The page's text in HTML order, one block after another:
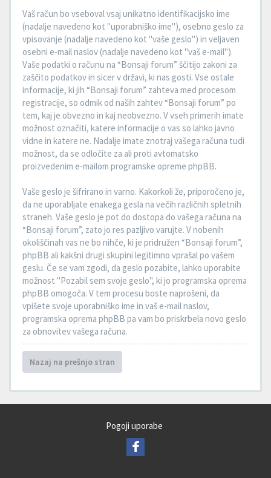
Vaš račun bo vseboval vsaj unikatno identifikacijsko ime
(nadalje navedeno kot "uporabniško ime"), osebno geslo za
vpisovanje (nadalje navedeno kot "vaše geslo") in veljaven
osebni e-mail naslov (nadalje navedeno kot "vaš e-mail").
Vaše podatki o računu na “Bonsaji forum” ščitijo zakoni za
zaščito podatkov in sicer v državi, ki nas gosti. Vse ostale
informacije, ki jih “Bonsaji forum” zahteva med procesom
registracije, so odmik od naših zahtev “Bonsaji forum” po
tem, kaj je obvezno in kaj neobvezno. V vseh primerih imate
možnost označiti, katere informacije o vas so lahko javno
vidne in katere ne. Nadalje imate znotraj vašega računa tudi
možnost, da se odločite za ali proti avtomatsko
proizvedenim e-mailom programske opreme phpBB.
Vaše geslo je šifrirano in varno. Kakorkoli že, priporočeno je,
da ne uporabljate enakega gesla na večih različnih spletnih
straneh. Vaše geslo je pot do dostopa do vašega računa na
“Bonsaji forum”, zato jo res pazljivo varujte. V nobenih
okoliščinah vas ne bo nihče, ki je pridružen “Bonsaji forum”,
phpBB ali kakšni drugi skupini legitimno vprašal po vašem
geslu. Če se vam zgodi, da geslo pozabite, lahko uporabite
možnost "Pozabil sem svoje geslo", ki jo programska oprema
phpBB omogoča. V tem procesu boste naprošeni, da
vpišete svoje uporabniško ime in vaš e-mail naslov,
programska oprema phpBB pa vam bo priskrbela novo geslo
za obnovitev vašega računa.
Nazaj na prešnjo stran
Pogoji uporabe